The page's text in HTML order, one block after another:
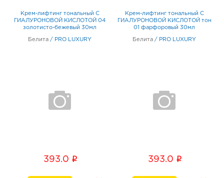
Крем-лифтинг тональный С
ГИАЛУРОНОВОЙ КИСЛОТОЙ 04
золотисто-бежевый 30мл
Белита / PRO LUXURY
393.0 i
Крем-лифтинг тональный С
ГИАЛУРОНОВОЙ КИСЛОТОЙ тон
01 фарфоровый 30мл
Белита / PRO LUXURY
393.0 i